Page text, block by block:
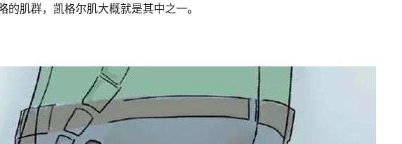
的肌群，凯格尔肌大概就是其中之一。